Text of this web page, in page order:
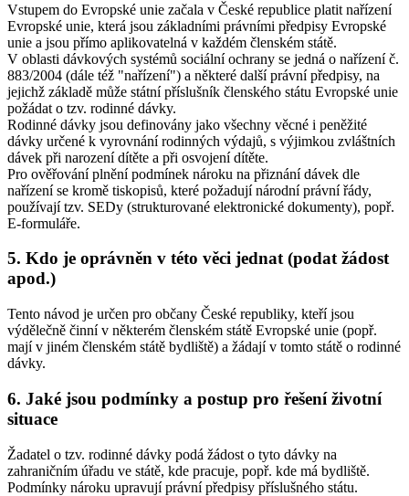
Vstupem do Evropské unie začala v České republice platit nařízení
Evropské unie, která jsou základními právními předpisy Evropské
unie a jsou přímo aplikovatelná v každém členském státě.
V oblasti dávkových systémů sociální ochrany se jedná o nařízení č.
883/2004 (dále též "nařízení") a některé další právní předpisy, na
jejichž základě může státní příslušník členského státu Evropské unie
požádat o tzv. rodinné dávky.
Rodinné dávky jsou definovány jako všechny věcné i peněžité
dávky určené k vyrovnání rodinných výdajů, s výjimkou zvláštních
dávek při narození dítěte a při osvojení dítěte.
Pro ověřování plnění podmínek nároku na přiznání dávek dle
nařízení se kromě tiskopisů, které požadují národní právní řády,
používají tzv. SEDy (strukturované elektronické dokumenty), popř.
E-formuláře.
5. Kdo je oprávněn v této věci jednat (podat žádost
apod.)
Tento návod je určen pro občany České republiky, kteří jsou
výdělečně činní v některém členském státě Evropské unie (popř.
mají v jiném členském státě bydliště) a žádají v tomto státě o rodinné
dávky.
6. Jaké jsou podmínky a postup pro řešení životní
situace
Žadatel o tzv. rodinné dávky podá žádost o tyto dávky na
zahraničním úřadu ve státě, kde pracuje, popř. kde má bydliště.
Podmínky nároku upravují právní předpisy příslušného státu.